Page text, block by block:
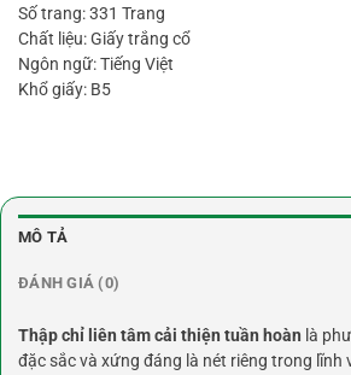
Số trang: 331 Trang
Chất liệu: Giấy trắng cổ
Ngôn ngữ: Tiếng Việt
Khổ giấy: B5
MÔ TẢ
ĐÁNH GIÁ (0)
Thập chỉ liên tâm cải thiện tuần hoàn là
đặc sắc và xứng đáng là nét riêng trong lĩnh